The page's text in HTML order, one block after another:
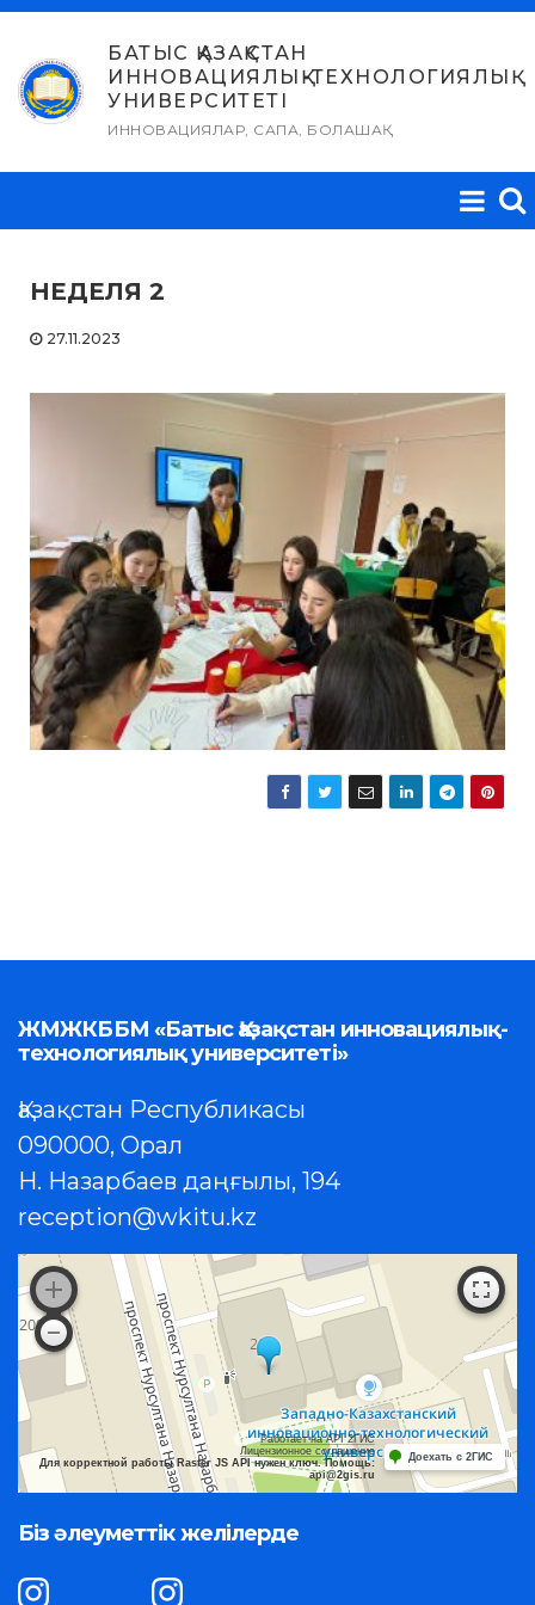
Skip
content
БАТЫС ҚАЗАҚСТАН
ИННОВАЦИЯЛЫҚ-ТЕХНОЛОГИЯЛЫҚ
УНИВЕРСИТЕТІ
ИННОВАЦИЯЛАР, САПА, БОЛАШАҚ
НЕДЕЛЯ 2
27.11.2023
ЖМЖКББМ «Батыс Қазақстан инновациялық-
технологиялық университеті»
Қазақстан Республикасы
090000, Орал
Н. Назарбаев даңғылы, 194
reception@wkitu.kz
Работает на API 2ГИС
Лицензионное соглашение
Для корректной работы Raster JS API нужен ключ. Помощь:
api@2gis.ru
Доехать с 2ГИС
Біз әлеуметтік желілерде